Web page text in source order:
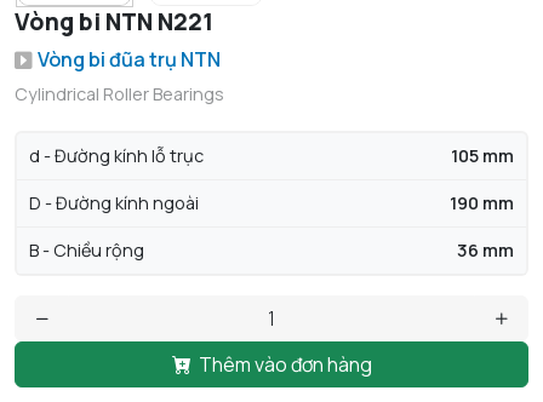
Vòng bi NTN N221
Vòng bi đũa trụ NTN
Cylindrical Roller Bearings
d - Đường kính lỗ trục 105 mm
D - Đường kính ngoài 190 mm
B - Chiều rộng 36 mm
Thêm vào đơn hàng